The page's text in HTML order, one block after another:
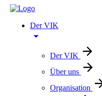
Der VIK
Der VIK
Über uns
Organisation